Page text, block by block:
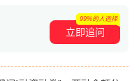
立即追问
99%的人选择